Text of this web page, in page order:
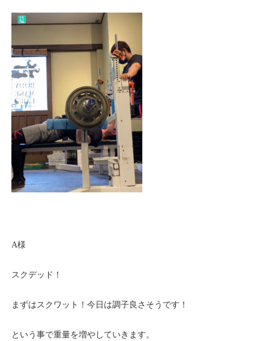
A様
スクデッド！
まずはスクワット！今日は調子良さそうです！
という事で重量を増やしていきます。